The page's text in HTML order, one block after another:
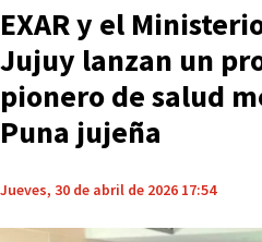
EXAR y el
Jujuy lanzan un
pionero de salud
Puna jujeña
Jueves, 30 de abril de 2026 17:54